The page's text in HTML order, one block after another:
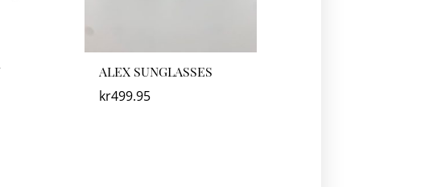
ALEX SUNGLASSES
kr499.95